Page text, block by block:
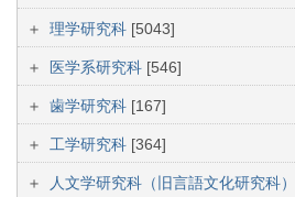
理学研究科 [5043]
医学系研究科 [546]
歯学研究科 [167]
工学研究科 [364]
人文学研究科（旧言語文化研究科）